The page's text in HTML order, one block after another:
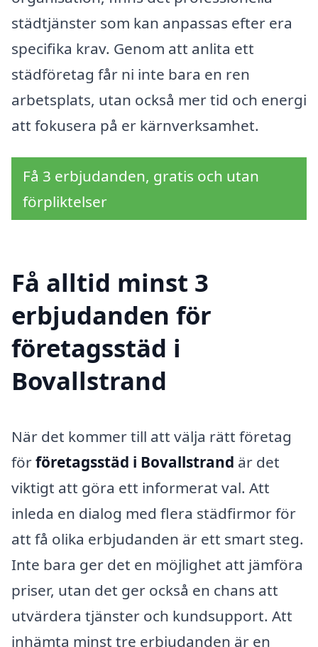
städtjänster som kan anpassas efter era
specifika krav. Genom att anlita ett
städföretag får ni inte bara en ren
arbetsplats, utan också mer tid och energi
att fokusera på er kärnverksamhet.
Få 3 erbjudanden, gratis och utan
förpliktelser
Få alltid minst 3
erbjudanden för
företagsstäd i
Bovallstrand
När det kommer till att välja rätt företag
förföretagsstäd i Bovallstrand är det
viktigt att göra ett informerat val. Att
inleda en dialog med flera städfirmor för
att få olika erbjudanden är ett smart steg.
Inte bara ger det en möjlighet att jämföra
priser, utan det ger också en chans att
utvärdera tjänster och kundsupport. Att
inhämta minst tre erbjudanden är en